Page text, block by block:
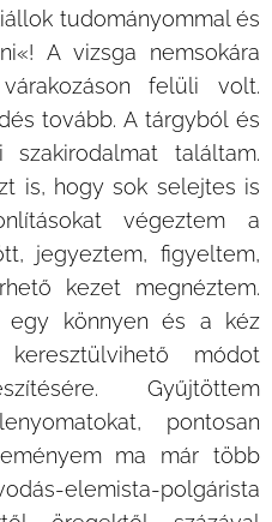
tudományommal és
A vizsga nemsokára
felüli volt.
tovább. A tárgyból és
találtam.
is, hogy sok selejtes is
végeztem a
jegyeztem, figyeltem,
kezet megnéztem.
egy könnyen és a kéz
módot
Gyűjtöttem
pontosan
ma már több
elemista-polgárista